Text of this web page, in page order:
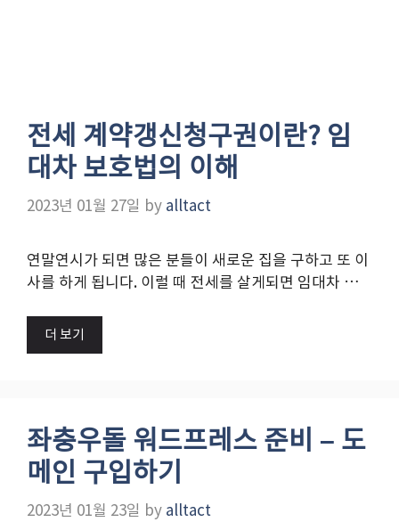
전세 계약갱신청구권이란? 임
대차 보호법의 이해
2023년 01월 27일 by alltact
연말연시가 되면 많은 분들이 새로운 집을 구하고 또 이
사를 하게 됩니다. 이럴 때 전세를 살게되면 임대차 …
더 보기
좌충우돌 워드프레스 준비 – 도
메인 구입하기
2023년 01월 23일 by alltact